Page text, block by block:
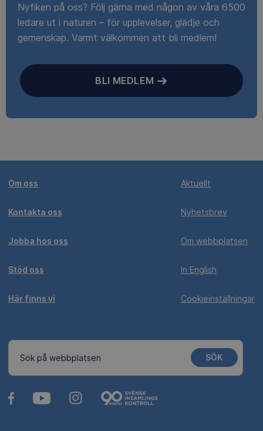
Nyfiken på oss? Följ gärna med någon av våra 6500
ledare ut i naturen – för upplevelser, glädje och
gemenskap. Varmt välkommen att bli medlem!
BLI MEDLEM
Om oss
Kontakta oss
Jobba hos oss
Stöd oss
Här finns vi
Aktuellt
Nyhetsbrev
Om webbplatsen
In English
Cookieinställningar
Sök på webbplatsen SÖK